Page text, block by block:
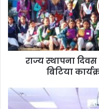
राज्य स्थापना
बिटिया